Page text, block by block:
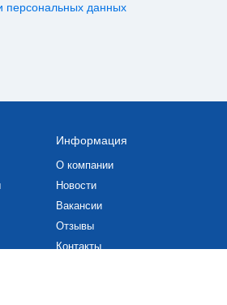
персональных данных
Информация
О компании
Новости
Вакансии
Отзывы
Контакты